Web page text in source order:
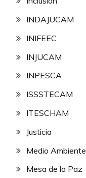
INDAJUCAM
INIFEEC
INJUCAM
INPESCA
ISSSTECAM
ITESCHAM
Justicia
Medio Ambiente
Mesa de la Paz